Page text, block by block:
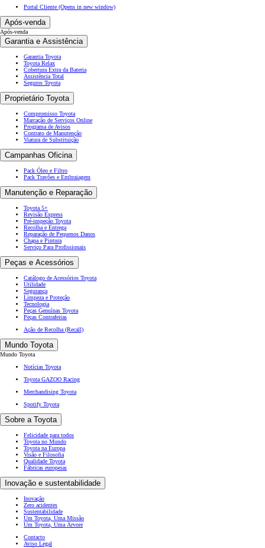
Portal Cliente (Opens in new window)
Após-venda
Após-venda
Garantia e Assistência
Garantia Toyota
Toyota Relax
Cobertura Extra da Bateria
Assistência Total
Seguros Toyota
Proprietário Toyota
Compromisso Toyota
Marcação de Serviços Online
Programa de Avisos
Contrato de Manutenção
Viatura de Substituição
Campanhas Oficina
Pack Óleo e Filtro
Pack Travões e Embraiagem
Manutenção e Reparação
Toyota 5+
Revisão Express
Pré-inspeção Toyota
Recolha e Entrega
Reparação de Pequenos Danos
Chapa e Pintura
Serviço Para Profissionais
Peças e Acessórios
Catálogo de Acessórios Toyota
Utilidade
Segurança
Limpeza e Proteção
Tecnologia
Peças Genuínas Toyota
Peças Contrafeitas
Ação de Recolha (Recall)
Mundo Toyota
Mundo Toyota
Notícias Toyota
Toyota GAZOO Racing
Merchandising Toyota
Spotify Toyota
Sobre a Toyota
Felicidade para todos
Toyota no Mundo
Toyota na Europa
Visão e Filosofia
Qualidade Toyota
Fábricas europeias
Inovação e sustentabilidade
Inovação
Zero acidentes
Sustentabilidade
Um Toyota, Uma Missão
Um Toyota, Uma Árvore
Contacto
Aviso Legal